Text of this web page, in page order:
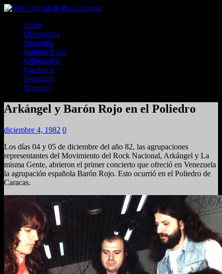
Inicio
Discografía
Biografía
Kultura Rock
Gillmanfest
Facebook
Instagram
Youtube
Arkángel y Barón Rojo en el Poliedro
diciembre 4, 1982 0
Los días 04 y 05 de diciembre del año 82, las agrupaciones
representantes del Movimiento del Rock Nacional, Arkángel y La
misma Gente, abrieron el primer concierto que ofreció en Venezuela
la agrupación española Barón Rojo. Esto ocurrió en el Poliedro de
Caracas.